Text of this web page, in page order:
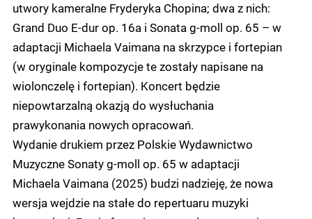
utwory kameralne Fryderyka Chopina; dwa z nich:
Grand Duo E-dur op. 16a i Sonata g-moll op. 65 – w
adaptacji Michaela Vaimana na skrzypce i fortepian
(w oryginale kompozycje te zostały napisane na
wiolonczelę i fortepian). Koncert będzie
niepowtarzalną okazją do wysłuchania
prawykonania nowych opracowań.
Wydanie drukiem przez Polskie Wydawnictwo
Muzyczne Sonaty g-moll op. 65 w adaptacji
Michaela Vaimana (2025) budzi nadzieję, że nowa
wersja wejdzie na stałe do repertuaru muzyki